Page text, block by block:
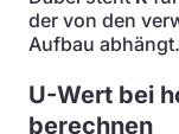
der von den
Aufbau abhängt.
U-Wert bei
berechnen